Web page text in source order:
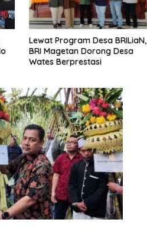
Lewat Program Desa BRILiaN,
BRI Magetan Dorong Desa
Wates Berprestasi